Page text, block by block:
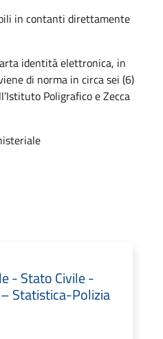
in contanti direttamente
identità elettronica, in
di norma in circa sei (6)
Poligrafico e Zecca
- Stato Civile -
Statistica-Polizia